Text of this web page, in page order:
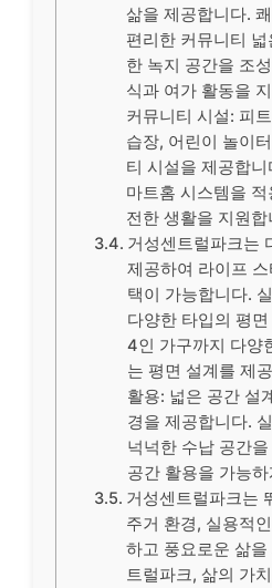
삶을 제공합니다.
편리한 커뮤니티
한 녹지 공간을 조
식과 여가 활동을
커뮤니티 시설: 피
습장, 어린이 놀이
티 시설을 제공합
마트홈 시스템을
전한 생활을 지원합
거성센트럴파크는
제공하여 라이프
택이 가능합니다.
다양한 타입의 평
4인 가구까지 다양
는 평면 설계를 제
활용: 넓은 공간 설
경을 제공합니다.
넉넉한 수납 공간
공간 활용을 가능
거성센트럴파크는
주거 환경, 실용적
하고 풍요로운 삶
트럴파크, 삶의 가